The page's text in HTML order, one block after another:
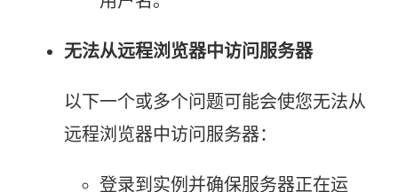
无法从远程浏览器中访问服务器
以下一个或多个问题可能会使您无法从
远程浏览器中访问服务器：
登录到实例并确保服务器正在运